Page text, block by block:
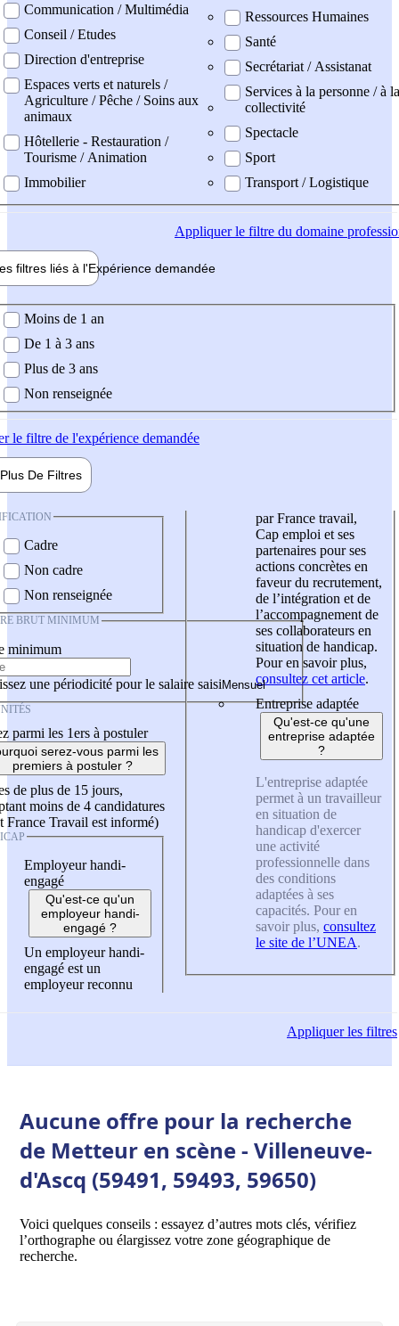
Communication / Multimédia
Conseil / Etudes
Direction d'entreprise
Espaces verts et naturels /
Agriculture / Pêche / Soins aux
animaux
Hôtellerie - Restauration /
Tourisme / Animation
Immobilier
Ressources Humaines
Santé
Secrétariat / Assistanat
Services à la personne / à la
collectivité
Spectacle
Sport
Transport / Logistique
Appliquerle filtre du domaine
filtres liés à l'Expérience demandée
demandée
Moins de 1 an
De 1 à 3 ans
Plus de 3 ans
Non renseignée
le filtre de l'expérience demandée
Plus De Filtres
Cadre
Non cadre
Non renseignée
BRUT MINIMUM
minimum
une périodicité pour le salaire saisi
parmi les 1ers à postuler
serez-vous parmi les
premiers à postuler ?
de plus de 15 jours,
moins de 4 candidatures
France Travail est informé)
Employeur handi-
engagé
Qu'est-ce qu'un
employeur handi-
engagé ?
Un employeur handi-
engagé est un
employeur reconnu
par France travail,
Cap emploi et ses
partenaires pour ses
actions concrètes en
faveur du recrutement,
de l’intégration et de
l’accompagnement de
ses collaborateurs en
situation de handicap.
Pour en savoir plus,
consultez cet article.
Entreprise adaptée
Qu'est-ce qu'une
entreprise adaptée
?
L'entreprise adaptée
permet à un travailleur
en situation de
handicap d'exercer
une activité
professionnelle dans
des conditions
adaptées à ses
capacités. Pour en
savoir plus, consultez
le site de l’UNEA.
Appliquerles filtres
Aucune offre pour la recherche
de Metteur en scène - Villeneuve-
d'Ascq (59491, 59493, 59650)
Voici quelques conseils : essayez d’autres mots clés, vérifiez
l’orthographe ou élargissez votre zone géographique de
recherche.